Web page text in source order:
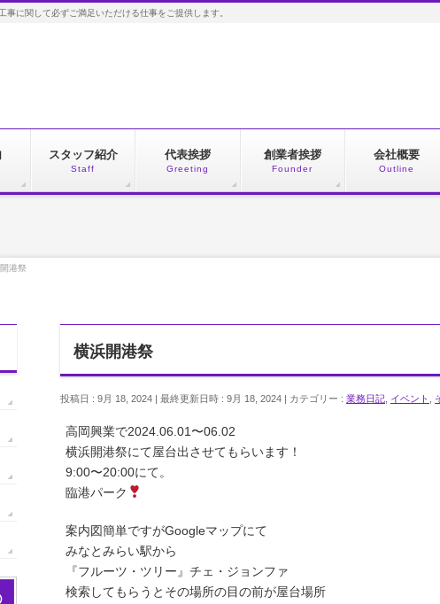
に関して必ずご満足いただける仕事をご提供します。
スタッフ紹介
Staff
代表挨拶
Greeting
創業者挨拶
Founder
会社概要
Outline
港祭
横浜開港祭
投稿日 : 9月 18, 2024 最終更新日時 : 9月 18, 2024 カテゴリー : 業務日記 イベント
高岡興業で2024.06.01〜06.02
横浜開港祭にて屋台出させてもらいます！
9:00〜20:00にて。
臨港パーク
案内図簡単ですがGoogleマップにて
みなとみらい駅から
『フルーツ・ツリー』チェ・ジョンファ
検索してもらうとその場所の目の前が屋台場所